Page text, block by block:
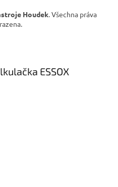
Houdek. Všechna práva
ESSOX